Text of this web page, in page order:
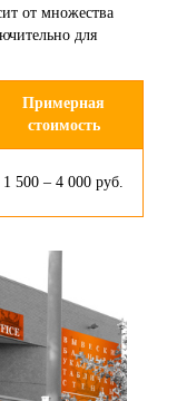
от множества
для
Примерная
стоимость
1 500 – 4 000 руб.